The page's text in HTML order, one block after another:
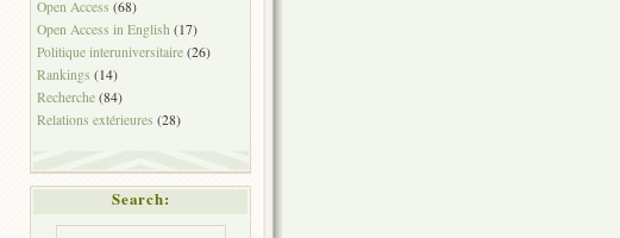
Open Access (68)
Open Access in English (17)
Politique interuniversitaire (26)
Rankings (14)
Recherche (84)
Relations extérieures (28)
Search: